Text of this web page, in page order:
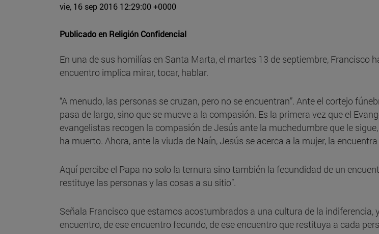
vie, 16 sep 2016 12:29:00 +0000
Publicado en Religión Confidencial
En una de sus homilías en Santa Marta, el martes 13 de septiembre, Francisco
encuentro implica mirar, tocar, hablar.
“A menudo, las personas se cruzan, pero no se encuentran”. Ante el cortejo
pasa de largo, sino que se mueve a la compasión. Es la primera vez que el
evangelistas recogen la compasión de Jesús ante la muchedumbre que le
ha muerto. Ahora, ante la viuda de Naín, Jesús se acerca a la mujer, la
Aquí percibe el Papa no solo la ternura sino también la fecundidad de un
restituye las personas y las cosas a su sitio”.
Señala Francisco que estamos acostumbrados a una cultura de la
encuentro, de ese encuentro fecundo, de ese encuentro que restituya a cada